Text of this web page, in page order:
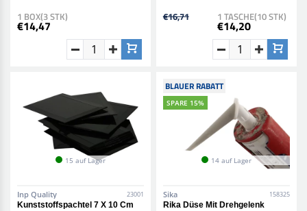
1 BOX(3 STK)
€14,47
€16,71 1 TASCHE(10 STK)
€14,20
15 auf Lager
Inp Quality 23001
Kunststoffspachtel 7 X 10 Cm
BLAUER RABATT
SPARE 15%
14 auf Lager
Sika 158325
Rika Düse Mit Drehgelenk